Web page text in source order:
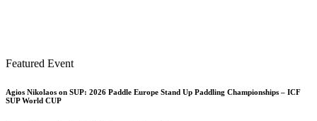
Featured Event
Agios Nikolaos on SUP: 2026 Paddle Europe Stand Up Paddling Championships – ICF
SUP World CUP